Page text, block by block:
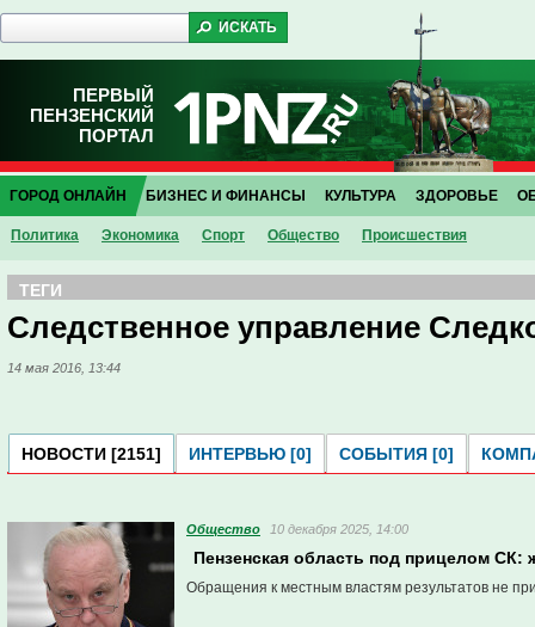
ПЕРВЫЙ
ПЕНЗЕНСКИЙ
ПОРТАЛ
ГОРОД ОНЛАЙН
Политика Экономика Спорт Общество Проиcшествия
БИЗНЕС И ФИНАНСЫ КУЛЬТУРА ЗДОРОВЬЕ
ТЕГИ
Следственное управление
14 мая 2016, 13:44
НОВОСТИ [2151] ИНТЕРВЬЮ [0] СОБЫТИЯ [0]
Общество 10 декабря 2025, 14:00
Пензенская область под прицелом
Обращения к местным властям результатов не